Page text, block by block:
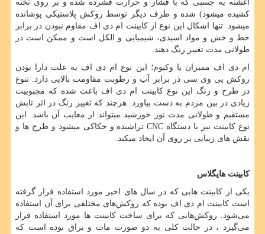
آغشته به چسبی که با فشار و حرارت فشرده شده و بر روی تخته
کشیده می­شود) شده و طرف دیگر توسط روکش پلاستیکی پوشانده
می­شود. تنها اشکال این نوع از کابینت ام دی اف مقاوم نبودن در برابر
خط و خش و مواد اسیدی، شیمیایی و الکل است و ممکن است در
طولانی مدت تغییر رنگ دهند.
ام دی اف ممبران یا وکیوم؛ این نوع ام دی اف به علت دارا بودن
روکش پی وی سی در برابر آب و رطوبت مقاومت بالایی دارد. تنوع
در طرح و رنگ این نوع کابینت ام دی اف باعث شده که مجبوبیت
زیادی در بین مردم به دست بیاورد. هرچند که تغییر رنگ در اثر تابش
مستقیم و طولانی مدت نور خورشید می­تواند از معایب آن باشد. این
نوع کابینت نیز با دستگاه CNCتراشیده و حکاکی می­شود و طرح­ ها و
نقش ­های زیبایی بر روی آن ایجاد می­کند.
کابینت هایگلاس
یکی از کابینت‌ هایی که در سال های اخیر مورد استفاده قرار گرفته
است کابینت ام دی اف بوده که روکشهای مختلفی برای آن استفاده
می‌شود. روکشهایی که برای ساخت کابینت‌ ها مورد استفاده قرار
می‌گیرد ، در حالت کلی به دو صورت مات و براق بوده است که